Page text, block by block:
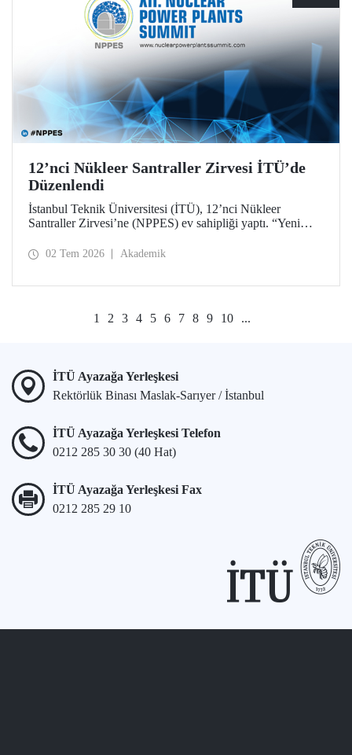
12’nci Nükleer Santraller Zirvesi İTÜ’de
Düzenlendi
İstanbul Teknik Üniversitesi (İTÜ), 12’nci Nükleer
Santraller Zirvesi’ne (NPPES) ev sahipliği yaptı. “Yeni
Hedeflerini Güçlendirmek” temalı zirvede yeni nükleer
02 Tem 2026 Akademik
1 2 3 4 5 6 7 8 9 10 ...
İTÜ Ayazağa Yerleşkesi
Rektörlük Binası Maslak-Sarıyer / İstanbul
İTÜ Ayazağa Yerleşkesi Telefon
0212 285 30 30 (40 Hat)
İTÜ Ayazağa Yerleşkesi Fax
0212 285 29 10